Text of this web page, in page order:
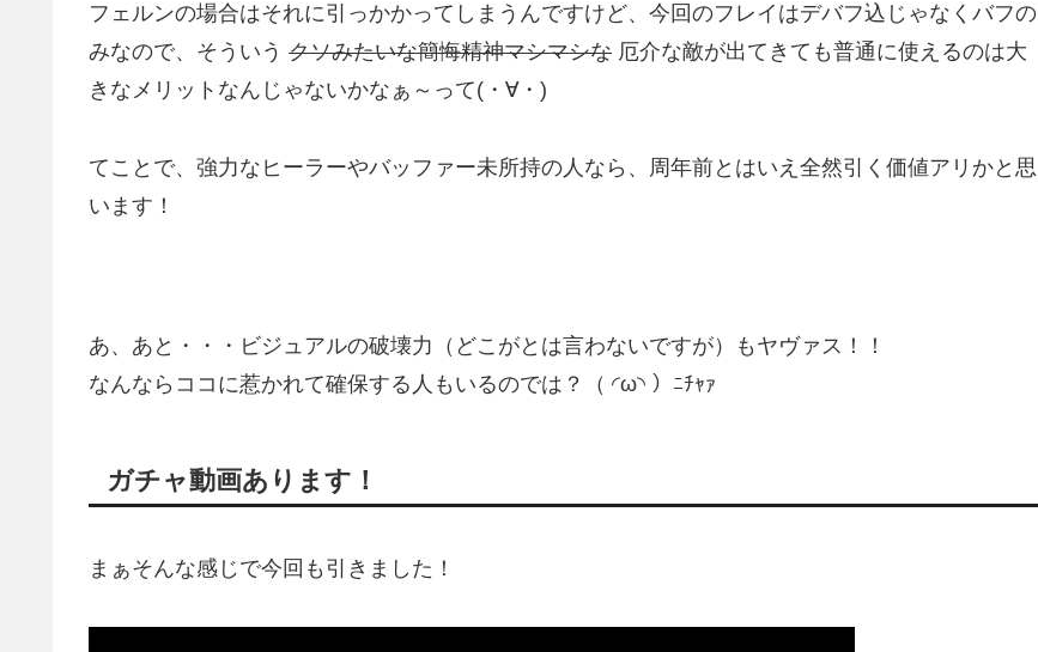
フェルンの場合はそれに引っかかってしまうんですけど、今回のフレイはデバフ込じゃなくバフの
みなので、そういう クソみたいな簡悔精神マシマシな 厄介な敵が出てきても普通に使えるのは大
きなメリットなんじゃないかなぁ～って(・∀・)
てことで、強力なヒーラーやバッファー未所持の人なら、周年前とはいえ全然引く価値アリかと思
います！
あ、あと・・・ビジュアルの破壊力（どこがとは言わないですが）もヤヴァス！！
なんならココに惹かれて確保する人もいるのでは？（ ◜ω◝ ）ﾆﾁｬｧ
ガチャ動画あります！
まぁそんな感じで今回も引きました！